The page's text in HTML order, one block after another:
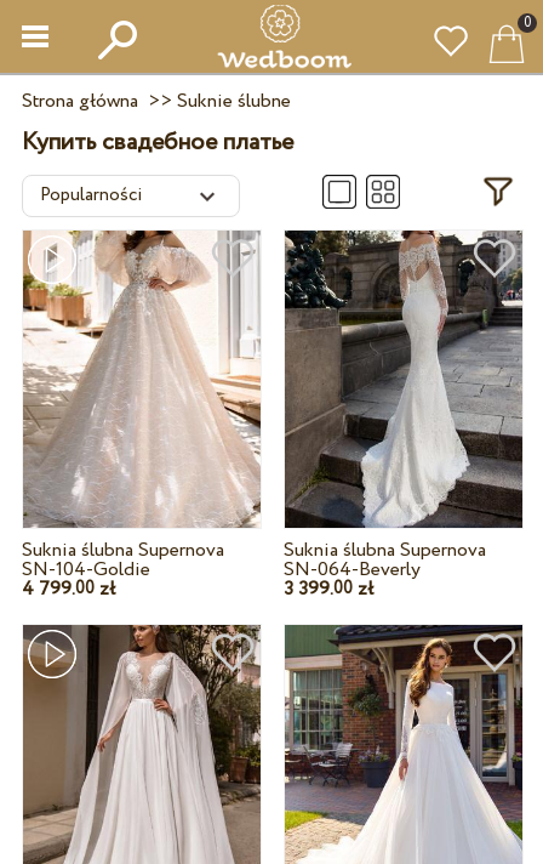
0
Strona główna >> Suknie ślubne
Купить свадебное платье
Suknia ślubna Supernova
SN-104-Goldie
4 799.00zł
Suknia ślubna Supernova
SN-064-Beverly
3 399.00 zł